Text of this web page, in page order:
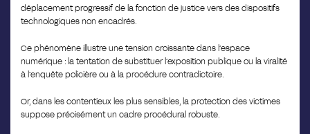
déplacement progressif de la fonction de justice vers des dispositifs
technologiques non encadrés.
Ce phénomène illustre une tension croissante dans l’espace
numérique : la tentation de substituer l’exposition publique ou la viralité
à l’enquête policière ou à la procédure contradictoire.
Or, dans les contentieux les plus sensibles, la protection des victimes
suppose précisément un cadre procédural robuste.